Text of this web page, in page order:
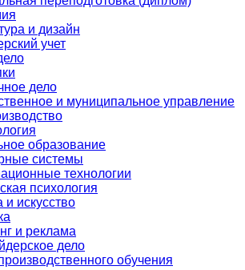
и дизайн
учет
дело
и муниципальное управление
образование
системы
технологии
психология
и искусство
и реклама
дело
обучения